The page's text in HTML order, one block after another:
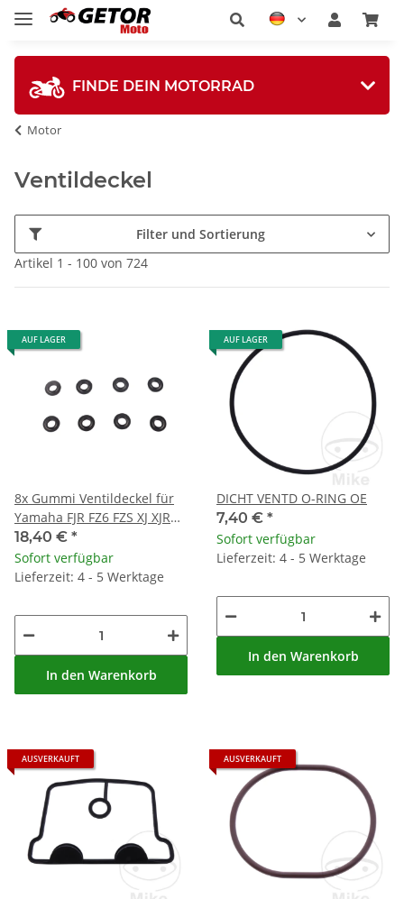
FINDE DEIN MOTORRAD
Motor
Ventildeckel
Filter und Sortierung
Artikel 1 - 100 von 724
AUF LAGER
8x Gummi Ventildeckel für
Yamaha FJR FZ6 FZS XJ XJR
XVZ YZF-R1 R6 R7
18,40 € *
Sofort verfügbar
Lieferzeit: 4 - 5 Werktage
In den Warenkorb
AUF LAGER
DICHT VENTD O-RING OE
7,40 € *
Sofort verfügbar
Lieferzeit: 4 - 5 Werktage
In den Warenkorb
AUSVERKAUFT AUSVERKAUFT